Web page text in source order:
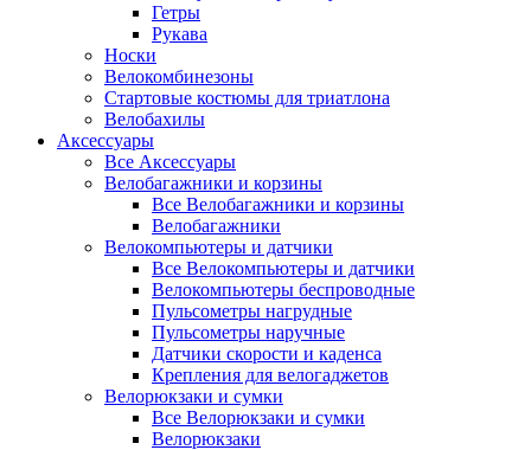
Гетры
Рукава
Носки
Велокомбинезоны
Стартовые костюмы для триатлона
Велобахилы
Аксессуары
Все Аксессуары
Велобагажники и корзины
Все Велобагажники и корзины
Велобагажники
Велокомпьютеры и датчики
Все Велокомпьютеры и датчики
Велокомпьютеры беспроводные
Пульсометры нагрудные
Пульсометры наручные
Датчики скорости и каденса
Крепления для велогаджетов
Велорюкзаки и сумки
Все Велорюкзаки и сумки
Велорюкзаки